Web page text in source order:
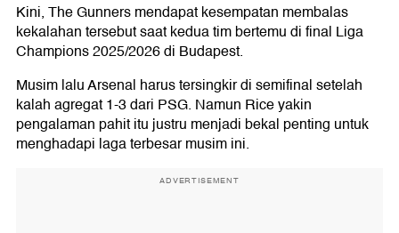
Kini, The Gunners mendapat kesempatan membalas
kekalahan tersebut saat kedua tim bertemu di final Liga
Champions2025/2026 di Budapest.
Musim lalu Arsenal harus tersingkir di semifinal setelah
kalah agregat 1-3 dari PSG. Namun Rice yakin
pengalaman pahit itu justru menjadi bekal penting untuk
menghadapi laga terbesar musim ini.
ADVERTISEMENT